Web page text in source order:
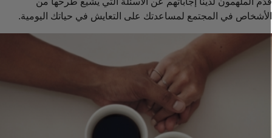
في المجتمع لمساعدتك على التعايش في حياتك اليومية.